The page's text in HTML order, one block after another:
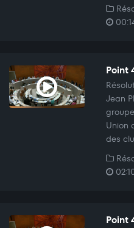
Point
Jean
Union
des
Point